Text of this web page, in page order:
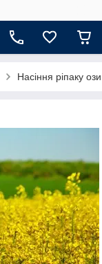
Насіння ріпаку